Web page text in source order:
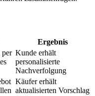
Ergebnis
per Kunde erhält
personalisierte
Nachverfolgung
Käufer erhält
aktualisierten Vorschlag